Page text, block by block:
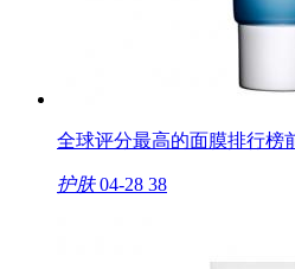
全球评分最高的面膜排行榜
护肤 04-28 38